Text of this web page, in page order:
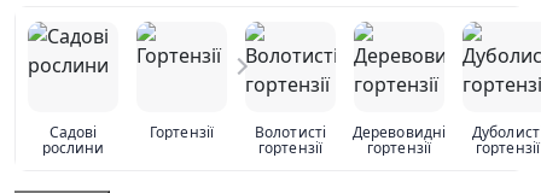
Садові
рослини
Гортензії Волотисті
гортензії
Деревовидні
гортензії гортензії